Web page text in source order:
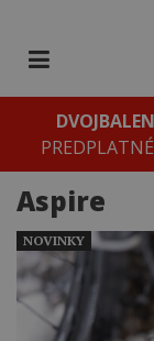
Aspire
NOVINKY